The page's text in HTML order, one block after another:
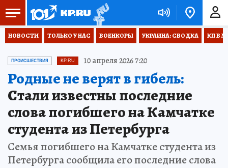
НОВОСТИ ТОЛЬКО У НАС ВОЕНКОРЫ УКРАИНА: СВОДКА КП В
ПРОИСШЕСТВИЯ KP.RU 10 апреля 2026 7:20
Родные не верят в гибель:
Стали известны последние
слова погибшего на Камчатке
студента из Петербурга
Семья погибшего на Камчатке студента из
Петербурга сообщила его последние слова